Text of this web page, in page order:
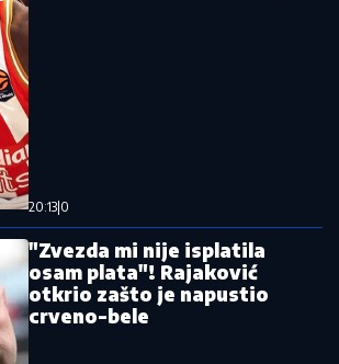
20:13 0
"Zvezda mi nije isplatila
osam plata"! Rajaković
otkrio zašto je napustio
crveno-bele